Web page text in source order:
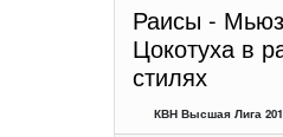
Раисы -
Цокотуха в
стилях
КВН Высшая Лига